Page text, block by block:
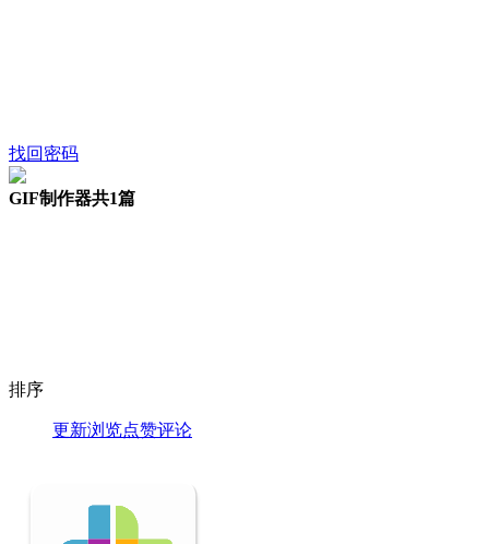
找回密码
GIF制作器共1篇
排序
更新浏览点赞评论